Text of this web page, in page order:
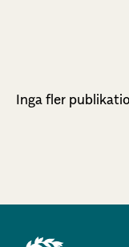
Inga fler